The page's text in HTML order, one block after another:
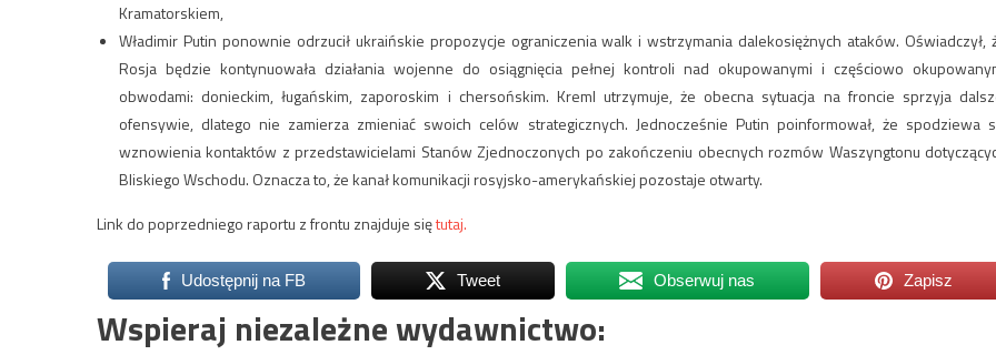
Kramatorskiem,
Władimir Putin ponownie odrzucił ukraińskie propozycje ograniczenia walk i wstrzymania dalekosiężnych ataków. Oświadczył,
Rosja będzie kontynuowała działania wojenne do osiągnięcia pełnej kontroli nad okupowanymi i częściowo
obwodami: donieckim, ługańskim, zaporoskim i chersońskim. Kreml utrzymuje, że obecna sytuacja na froncie sprzyja
ofensywie, dlatego nie zamierza zmieniać swoich celów strategicznych. Jednocześnie Putin poinformował, że spodziewa
wznowienia kontaktów z przedstawicielami Stanów Zjednoczonych po zakończeniu obecnych rozmów Waszyngtonu
Bliskiego Wschodu. Oznacza to, że kanał komunikacji rosyjsko-amerykańskiej pozostaje otwarty.
Link do poprzedniego raportu z frontu znajduje siętutaj.
Udostępnij na FB Tweet Obserwuj nas Zapisz
Wspieraj niezależne wydawnictwo: